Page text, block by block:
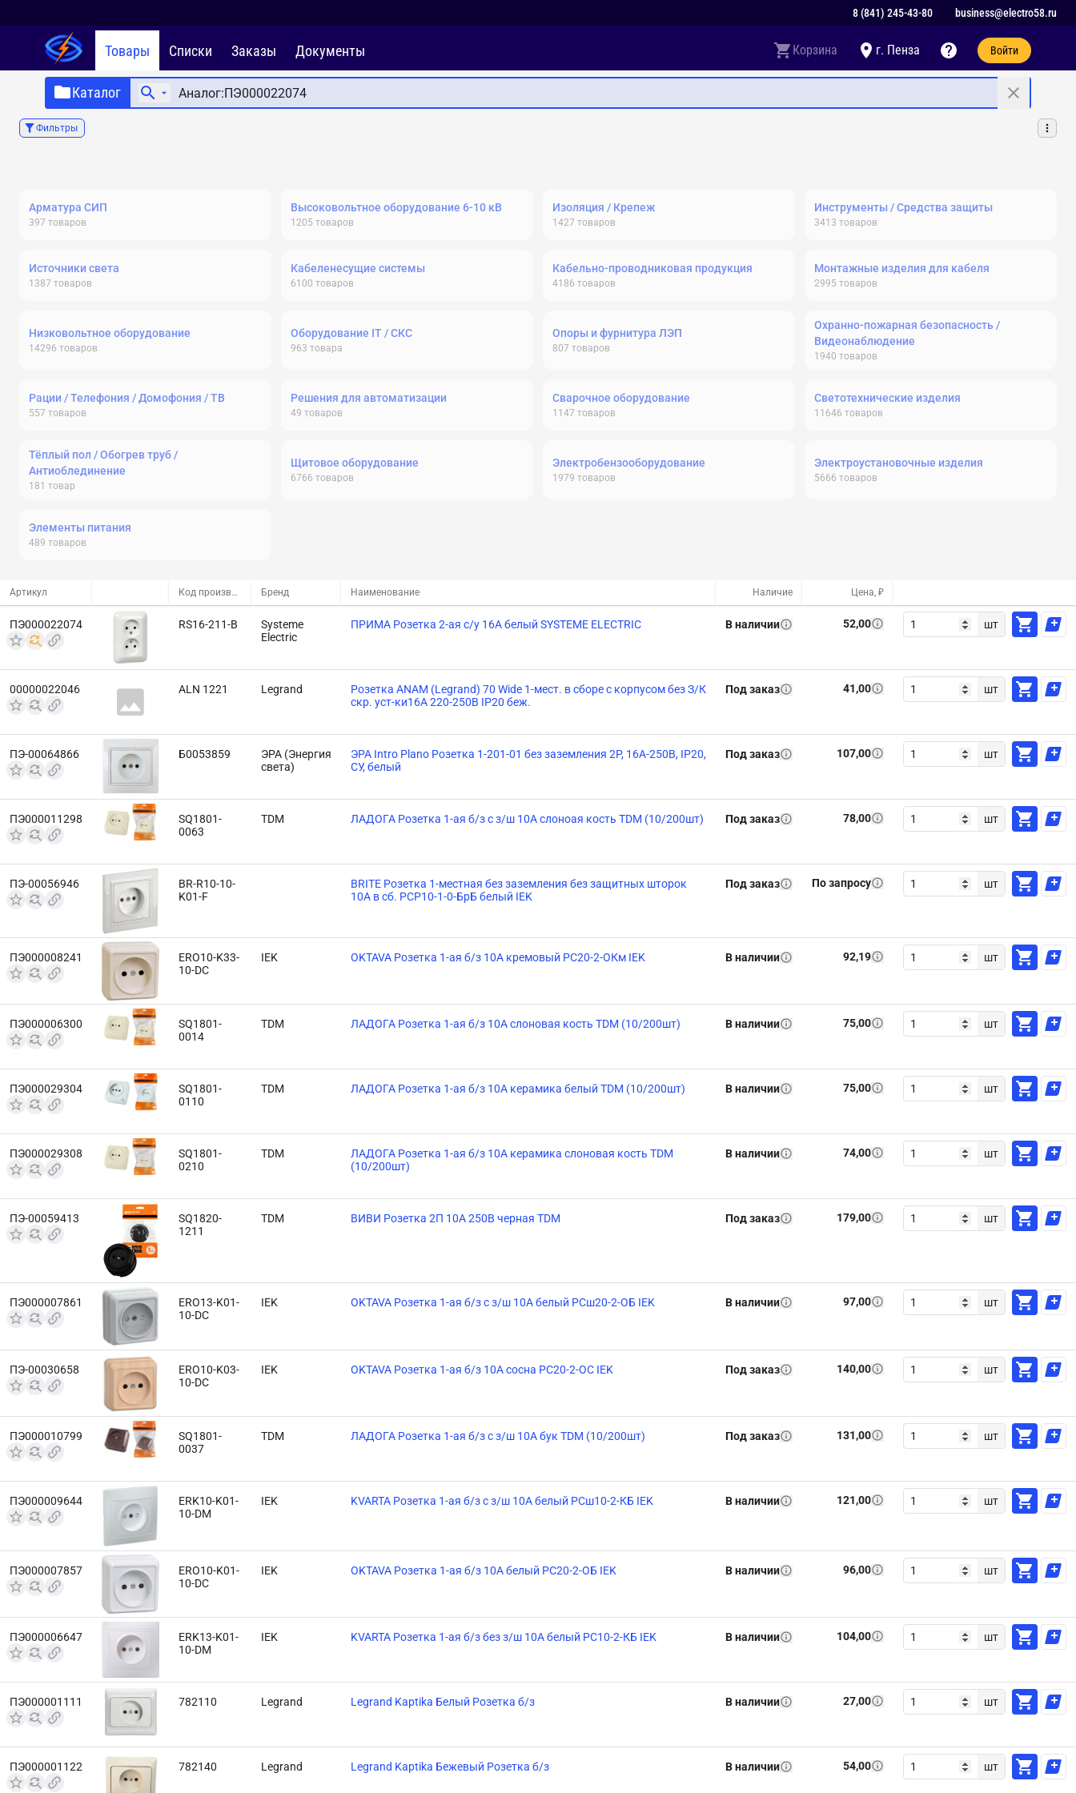
8 (841) 245-43-80 business@electro58.ru
Товары Списки Заказы Документы Корзина г. Пенза Войти
Каталог
Фильтры
Арматура СИП
397 товаров
Высоковольтное оборудование 6-10 кВ
1205 товаров
Изоляция / Крепеж
1427 товаров
Инструменты / Средства защиты
3413 товаров
Источники света
1387 товаров
Кабеленесущие системы
6100 товаров
Кабельно-проводниковая продукция
4186 товаров
Монтажные изделия для кабеля
2995 товаров
Низковольтное оборудование
14296 товаров
Оборудование IT / СКС
963 товара
Опоры и фурнитура ЛЭП
807 товаров
Охранно-пожарная безопасность /
Видеонаблюдение
1940 товаров
Рации / Телефония / Домофония / ТВ
557 товаров
Решения для автоматизации
49 товаров
Сварочное оборудование
1147 товаров
Светотехнические изделия
11646 товаров
Тёплый пол / Обогрев труб /
Антиоблединение
181 товар
Щитовое оборудование
6766 товаров
Электробензооборудование
1979 товаров
Электроустановочные изделия
5666 товаров
Элементы питания
489 товаров
Артикул Код производителя Бренд Наименование Наличие Цена, ₽
ПЭ000022074 RS16-211-B
Systeme
Electric
ПРИМА Розетка 2-ая с/у 16А белый SYSTEME ELECTRIC В наличии 52,00 шт
00000022046 ALN 1221 Legrand
Розетка ANAM (Legrand) 70 Wide 1-мест. в сборе с корпусом без З/К
скр. уст-ки16А 220-250В IP20 беж.
Под заказ 41,00 шт
ПЭ-00064866 Б0053859
ЭРА (Энергия
света)
ЭРА Intro Plano Розетка 1-201-01 без заземления 2Р, 16А-250В, IP20,
СУ, белый
Под заказ 107,00 шт
ПЭ000011298
SQ1801-
0063
TDM ЛАДОГА Розетка 1-ая б/з с з/ш 10А слоноая кость TDM (10/200шт) Под заказ 78,00 шт
ПЭ-00056946
BR-R10-10-
K01-F
BRITE Розетка 1-местная без заземления без защитных шторок
10А в сб. РСР10-1-0-БрБ белый IEK
Под заказ По запросу шт
ПЭ000008241
ERO10-K33-
10-DC
IEK OKTAVA Розетка 1-ая б/з 10А кремовый РС20-2-ОКм IEK В наличии 92,19 шт
ПЭ000006300
SQ1801-
0014
TDM ЛАДОГА Розетка 1-ая б/з 10А слоновая кость TDM (10/200шт) В наличии 75,00 шт
ПЭ000029304
SQ1801-
0110
TDM ЛАДОГА Розетка 1-ая б/з 10А керамика белый TDM (10/200шт) В наличии 75,00 шт
ПЭ000029308
SQ1801-
0210
TDM
ЛАДОГА Розетка 1-ая б/з 10А керамика слоновая кость TDM
(10/200шт)
В наличии 74,00 шт
ПЭ-00059413
SQ1820-
1211
TDM ВИВИ Розетка 2П 10А 250В черная TDM Под заказ 179,00 шт
ПЭ000007861
ERO13-K01-
10-DC
IEK OKTAVA Розетка 1-ая б/з с з/ш 10А белый РСш20-2-ОБ IEK В наличии 97,00 шт
ПЭ-00030658
ERO10-K03-
10-DC
IEK OKTAVA Розетка 1-ая б/з 10А сосна РС20-2-ОС IEK Под заказ 140,00 шт
ПЭ000010799
SQ1801-
0037
TDM ЛАДОГА Розетка 1-ая б/з с з/ш 10А бук TDM (10/200шт) Под заказ 131,00 шт
ПЭ000009644
ERK10-K01-
10-DM
IEK KVARTA Розетка 1-ая б/з с з/ш 10А белый РСш10-2-КБ IEK В наличии 121,00 шт
ПЭ000007857
ERO10-K01-
10-DC
IEK OKTAVA Розетка 1-ая б/з 10А белый РС20-2-ОБ IEK В наличии 96,00 шт
ПЭ000006647
ERK13-K01-
10-DM
IEK KVARTA Розетка 1-ая б/з без з/ш 10А белый РС10-2-КБ IEK В наличии 104,00 шт
ПЭ000001111 782110 Legrand Legrand Kaptika Белый Розетка б/з В наличии 27,00 шт
ПЭ000001122 782140 Legrand Legrand Kaptika Бежевый Розетка б/з В наличии 54,00 шт